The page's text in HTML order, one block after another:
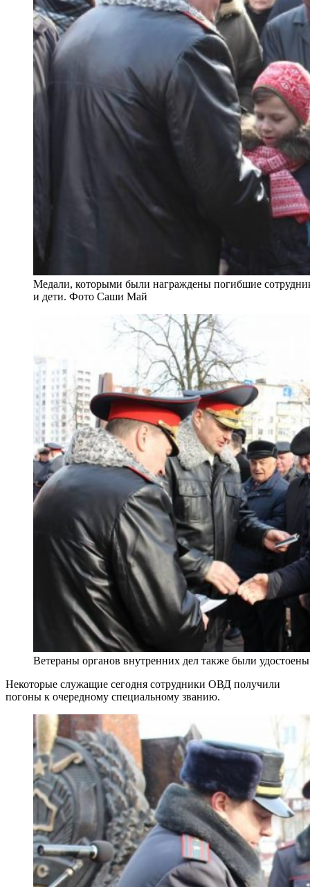
Медали, которыми были награждены погибшие
и дети. Фото Саши Май
Ветераны органов внутренних дел также были
Некоторые служащие сегодня сотрудники ОВД получили
погоны к очередному специальному званию.